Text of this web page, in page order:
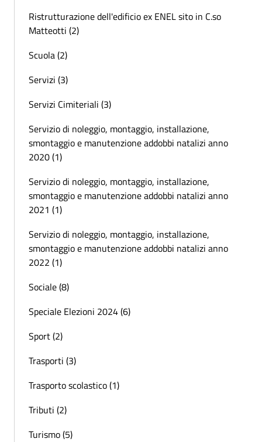
Ristrutturazione dell'edificio ex ENEL sito in C.so
Matteotti (2)
Scuola (2)
Servizi (3)
Servizi Cimiteriali (3)
Servizio di noleggio, montaggio, installazione,
smontaggio e manutenzione addobbi natalizi anno
2020 (1)
Servizio di noleggio, montaggio, installazione,
smontaggio e manutenzione addobbi natalizi anno
2021 (1)
Servizio di noleggio, montaggio, installazione,
smontaggio e manutenzione addobbi natalizi anno
2022 (1)
Sociale (8)
Speciale Elezioni 2024 (6)
Sport (2)
Trasporti (3)
Trasporto scolastico (1)
Tributi (2)
Turismo (5)